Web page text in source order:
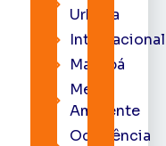
Urbana
Internacional
Macapá
Meio
Ambiente
Ocorrência